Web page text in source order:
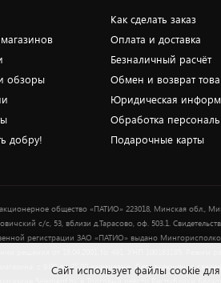
обзоры
добру!
Как сделать заказ
Оплата и доставка
Безналичный расчёт
Обмен и возврат
Юридическая
Обработка
Подарочные карты
общество «ПАТИО» 223018, Минская обл.,
с/с, 53, вблизи д.Тарасово, оф. 503.1.
регистрации ЗАО «ПАТИО» выдано
магазина: с 9.00 до 21.00 ежедневно. Дата включения
Cайт использует файлы cookie